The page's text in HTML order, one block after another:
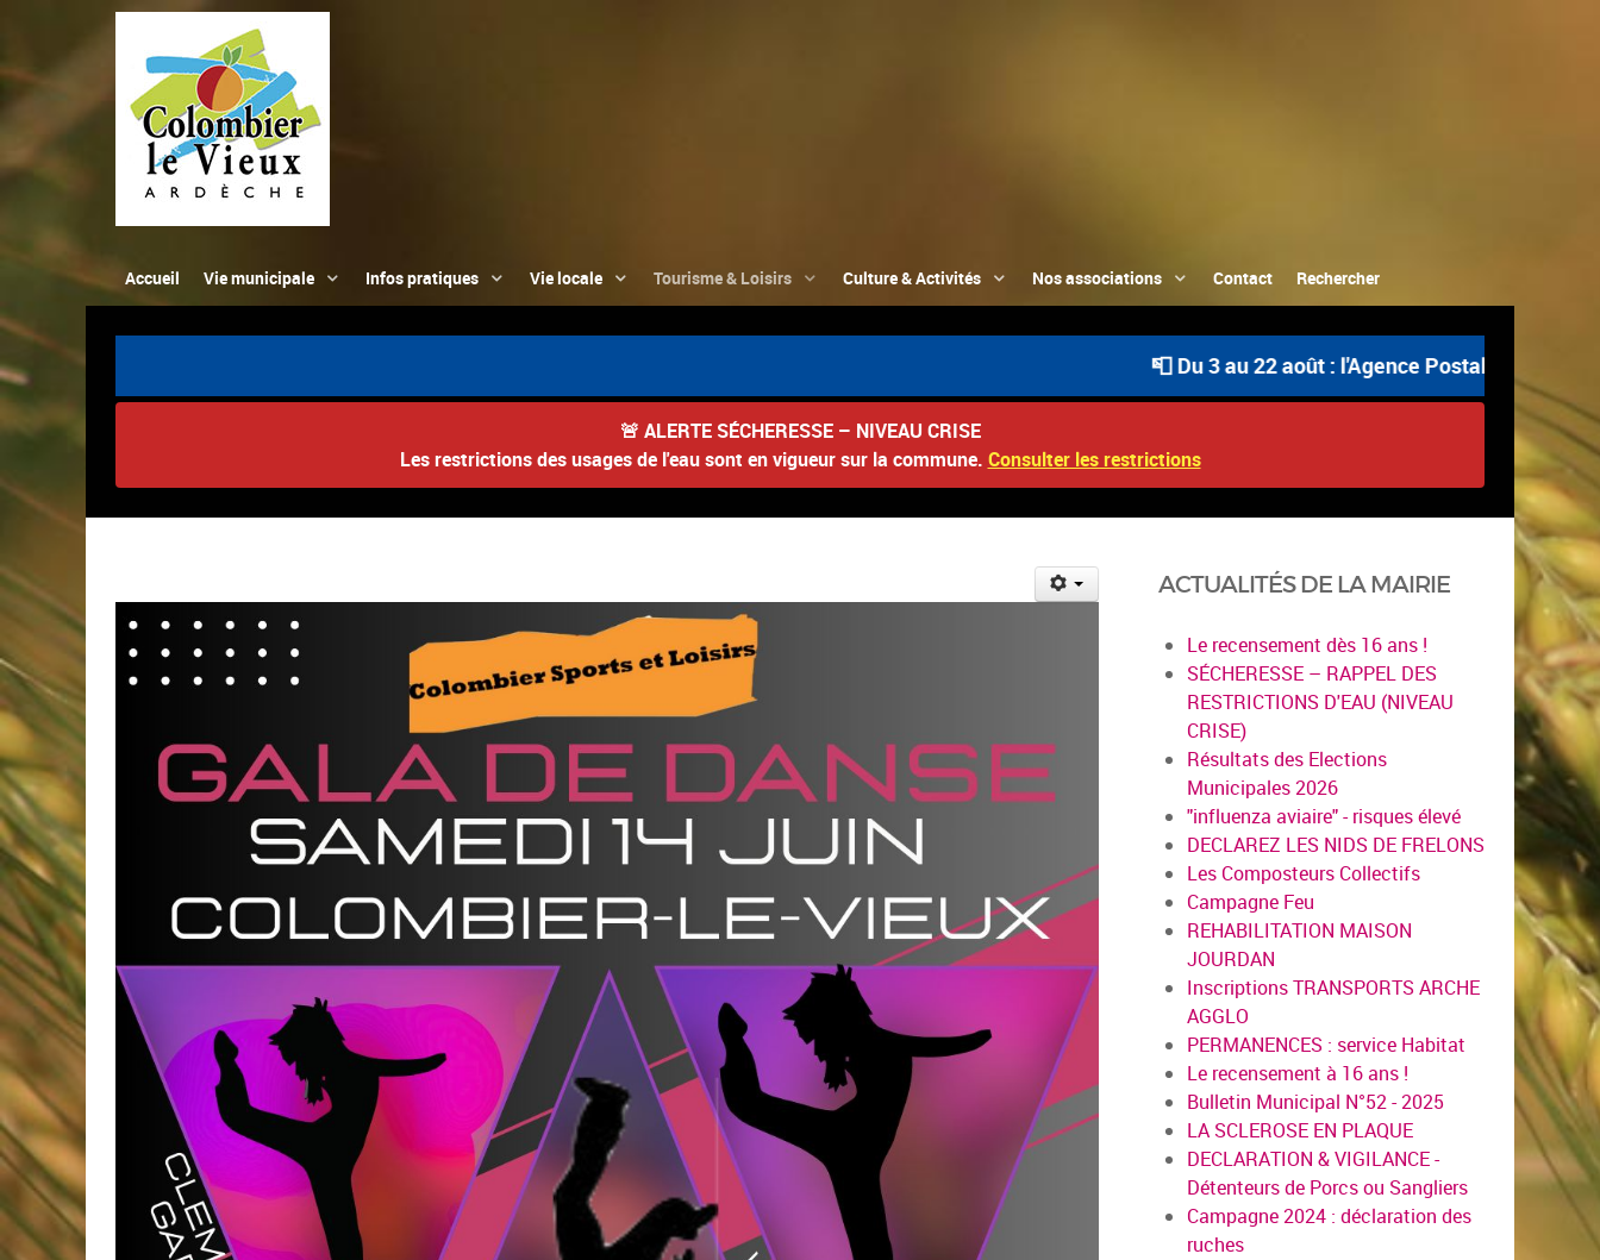
Accueil Vie municipale Infos pratiques Vie locale Tourisme & Loisirs Culture & Activités Nos associations Contact Rechercher
📮 Du 3 au 22 août : l'Agence Postale
🚨 ALERTE SÉCHERESSE – NIVEAU CRISE
Les restrictions des usages de l'eau sont en vigueur sur la commune. Consulter les restrictions
ACTUALITÉS DE LA MAIRIE
Le recensement dès 16 ans !
SÉCHERESSE – RAPPEL DES
RESTRICTIONS D'EAU (NIVEAU
CRISE)
Résultats des Elections
Municipales 2026
"influenza aviaire" - risques élevé
DECLAREZ LES NIDS DE FRELONS
Les Composteurs Collectifs
Campagne Feu
REHABILITATION MAISON
JOURDAN
Inscriptions TRANSPORTS ARCHE
AGGLO
PERMANENCES : service Habitat
Le recensement à 16 ans !
Bulletin Municipal N°52 - 2025
LA SCLEROSE EN PLAQUE
DECLARATION & VIGILANCE -
Détenteurs de Porcs ou Sangliers
Campagne 2024 : déclaration des
ruches